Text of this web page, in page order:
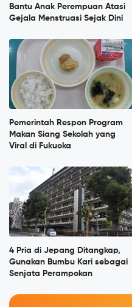
Bantu Anak Perempuan Atasi
Gejala Menstruasi Sejak Dini
Pemerintah Respon Program
Makan Siang Sekolah yang
Viral di Fukuoka
4 Pria di Jepang Ditangkap,
Gunakan Bumbu Kari sebagai
Senjata Perampokan